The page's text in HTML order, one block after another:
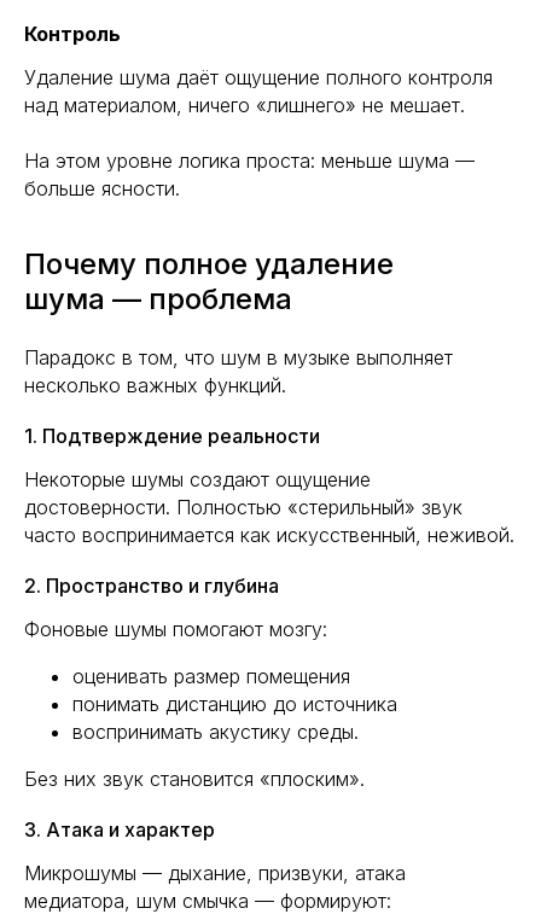
Контроль
Удаление шума даёт ощущение полного контроля
над материалом, ничего «лишнего» не мешает.
На этом уровне логика проста: меньше шума —
больше ясности.
Почему полное удаление
шума — проблема
Парадокс в том, что шум в музыке выполняет
несколько важных функций.
1. Подтверждение реальности
Некоторые шумы создают ощущение
достоверности. Полностью «стерильный» звук
часто воспринимается как искусственный, неживой.
2. Пространство и глубина
Фоновые шумы помогают мозгу:
оценивать размер помещения
понимать дистанцию до источника
воспринимать акустику среды.
Без них звук становится «плоским».
3. Атака и характер
Микрошумы — дыхание, призвуки, атака
медиатора, шум смычка — формируют: